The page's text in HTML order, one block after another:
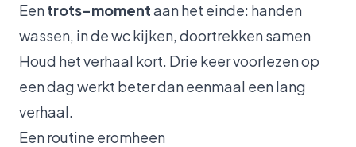
Eentrots-momentaan het einde: handen
wassen, in de wc kijken, doortrekken samen
Houd het verhaal kort. Drie keer voorlezen op
een dag werkt beter dan eenmaal een lang
verhaal.
Een routine eromheen